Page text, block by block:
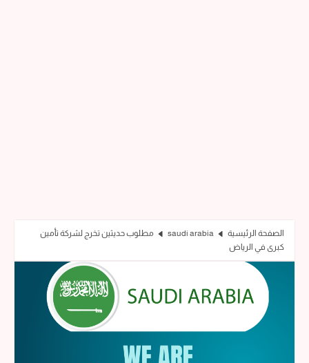
الصفحة الرئيسية saudi arabia
مطلوب حديثين تخرج لشركة تأمين
كبرى في الرياض